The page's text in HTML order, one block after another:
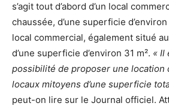
s’agit tout d’abord d’un local
chaussée, d’une superficie d’environ
local commercial, également situé
d’une superficie d’environ 31 m². « Il
possibilité de proposer une location
locaux mitoyens d’une superficie
peut-on lire sur le Journal officiel.